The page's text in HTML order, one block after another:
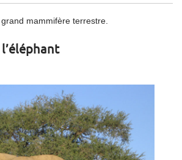
mammifère terrestre.